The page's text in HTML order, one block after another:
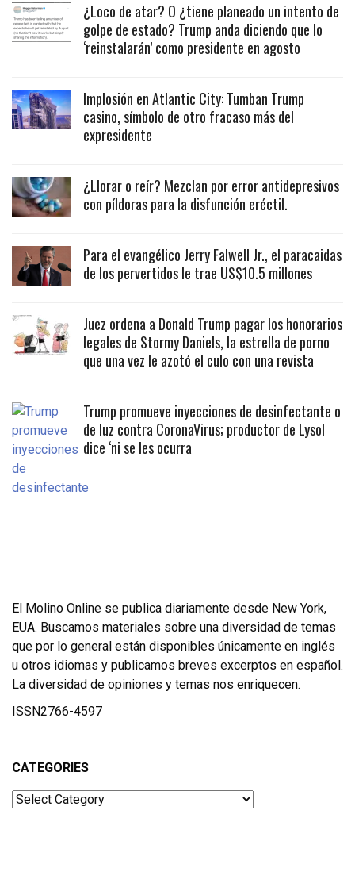
¿Loco de atar? O ¿tiene planeado un intento de
golpe de estado? Trump anda diciendo que lo
‘reinstalarán’ como presidente en agosto
Implosión en Atlantic City: Tumban Trump
casino, símbolo de otro fracaso más del
expresidente
¿Llorar o reír? Mezclan por error antidepresivos
con píldoras para la disfunción eréctil.
Para el evangélico Jerry Falwell Jr., el paracaidas
de los pervertidos le trae US$10.5 millones
Juez ordena a Donald Trump pagar los honorarios
legales de Stormy Daniels, la estrella de porno
que una vez le azotó el culo con una revista
Trump promueve inyecciones de desinfectante o
de luz contra CoronaVirus; productor de Lysol
dice ‘ni se les ocurra
El Molino Online se publica diariamente desde New York,
EUA. Buscamos materiales sobre una diversidad de temas
que por lo general están disponibles únicamente en inglés
u otros idiomas y publicamos breves excerptos en español.
La diversidad de opiniones y temas nos enriquecen.
ISSN2766-4597
CATEGORIES
Categories